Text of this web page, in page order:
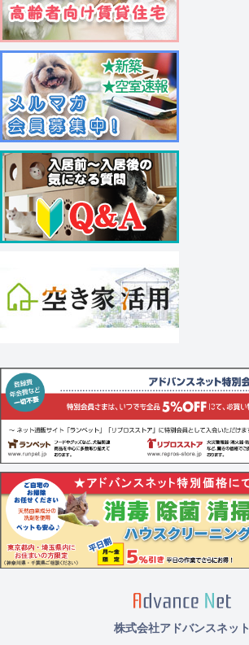
株式会社アドバンスネット